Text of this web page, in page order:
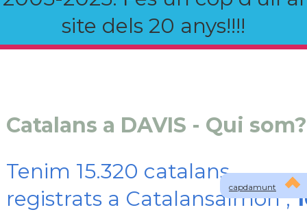
site dels 20 anys!!!!
capdamunt
Catalans a DAVIS - Qui som?
Tenim 15.320 catalans
registrats a Catalansalmon ,